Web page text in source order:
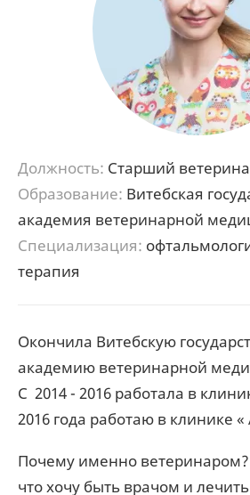
Должность: Старший
Образование: Витебская
академия ветеринарной
Специализация:
терапия
Окончила Витебскую
академию ветеринарной
С 2014 - 2016 работала в
2016 года работаю в клинике
Почему именно ветеринаром?
что хочу быть врачом и